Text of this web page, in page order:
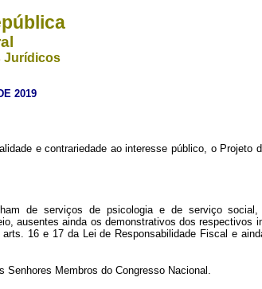
Jurídicos
2019
e contrariedade ao interesse público, o Projeto
de serviços de psicologia e de serviço
ausentes ainda os demonstrativos dos respectivos
16 e 17 da Lei de Responsabilidade Fiscal e
Membros do Congresso Nacional.